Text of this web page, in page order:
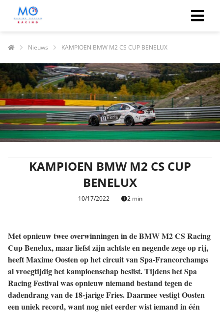
Nieuws KAMPIOEN BMW M2 CS CUP BENELUX
KAMPIOEN BMW M2 CS CUP
BENELUX
10/17/2022 2 min
Met opnieuw twee overwinningen in de BMW M2 CS Racing
Cup Benelux, maar liefst zijn achtste en negende zege op rij,
heeft Maxime Oosten op het circuit van Spa-Francorchamps
al vroegtijdig het kampioenschap beslist. Tijdens het Spa
Racing Festival was opnieuw niemand bestand tegen de
dadendrang van de 18-jarige Fries. Daarmee vestigt Oosten
een uniek record, want nog niet eerder wist iemand in één